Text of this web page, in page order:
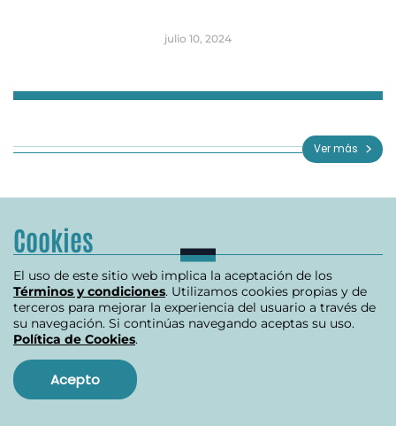
julio 10, 2024
3
Ver más
Cookies
El uso de este sitio web implica la aceptación de los
Términos y condiciones. Utilizamos cookies propias y de
terceros para mejorar la experiencia del usuario a través de
su navegación. Si continúas navegando aceptas su uso.
Política de Cookies.
Acepto